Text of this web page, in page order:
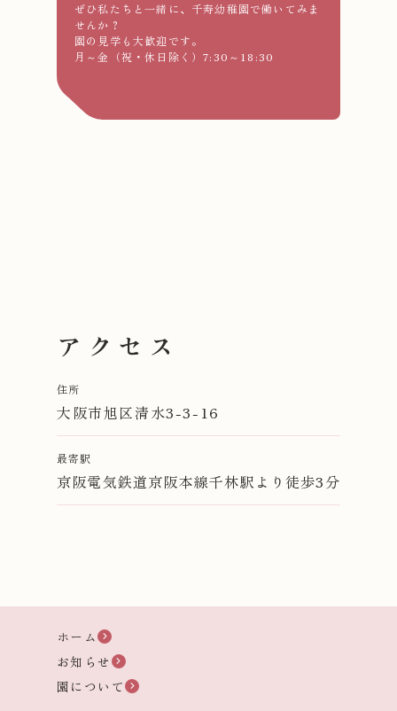
ぜひ私たちと一緒に、千寿幼稚園で働いてみま
せんか？
園の見学も大歓迎です。
月～金（祝・休日除く）7:30～18:30
アクセス
住所
大阪市旭区清水3-3-16
最寄駅
京阪電気鉄道京阪本線千林駅より徒歩3分
ホーム
お知らせ
園について